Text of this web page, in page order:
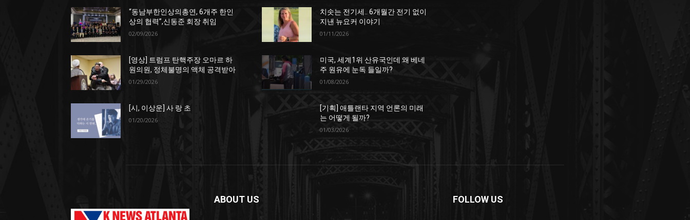
“동남부한인상의총연, 6개주 한인
상의 협력”,신동준 회장 취임
02/09/2026
[영상] 트럼프 탄핵주장 오마르 하
원의원, 정체불명의 액체 공격받아
01/29/2026
[시, 이상운] 사 랑 초
01/20/2026
치솟는 전기세.. 6개월간 전기 없이
지낸 뉴요커 이야기
01/11/2026
미국, 세계1위 산유국인데 왜 베네
주 원유에 눈독 들일까?
01/08/2026
[기획] 애틀랜타 지역 언론의 미래
는 어떻게 될까?
01/03/2026
ABOUT US FOLLOW US